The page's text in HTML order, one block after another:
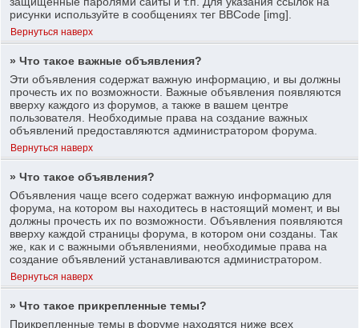
рисунки используйте в сообщениях тег BBCode [img].
Вернуться наверх
» Что такое важные объявления?
Эти объявления содержат важную информацию, и вы должны
прочесть их по возможности. Важные объявления появляются
вверху каждого из форумов, а также в вашем центре
пользователя. Необходимые права на создание важных
объявлений предоставляются администратором форума.
Вернуться наверх
» Что такое объявления?
Объявления чаще всего содержат важную информацию для
форума, на котором вы находитесь в настоящий момент, и вы
должны прочесть их по возможности. Объявления появляются
вверху каждой страницы форума, в котором они созданы. Так
же, как и с важными объявлениями, необходимые права на
создание объявлений устанавливаются администратором.
Вернуться наверх
» Что такое прикрепленные темы?
Прикрепленные темы в форуме находятся ниже всех